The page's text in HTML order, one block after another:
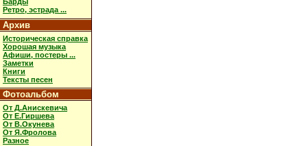
Ретро, эстрада ...
Архив
Историческая справка
Хорошая музыка
Афиши, постеры ...
Заметки
Книги
Тексты песен
Фотоальбом
От Д.Анискевича
От Е.Гиршева
От В.Окунева
От Я.Фролова
Разное